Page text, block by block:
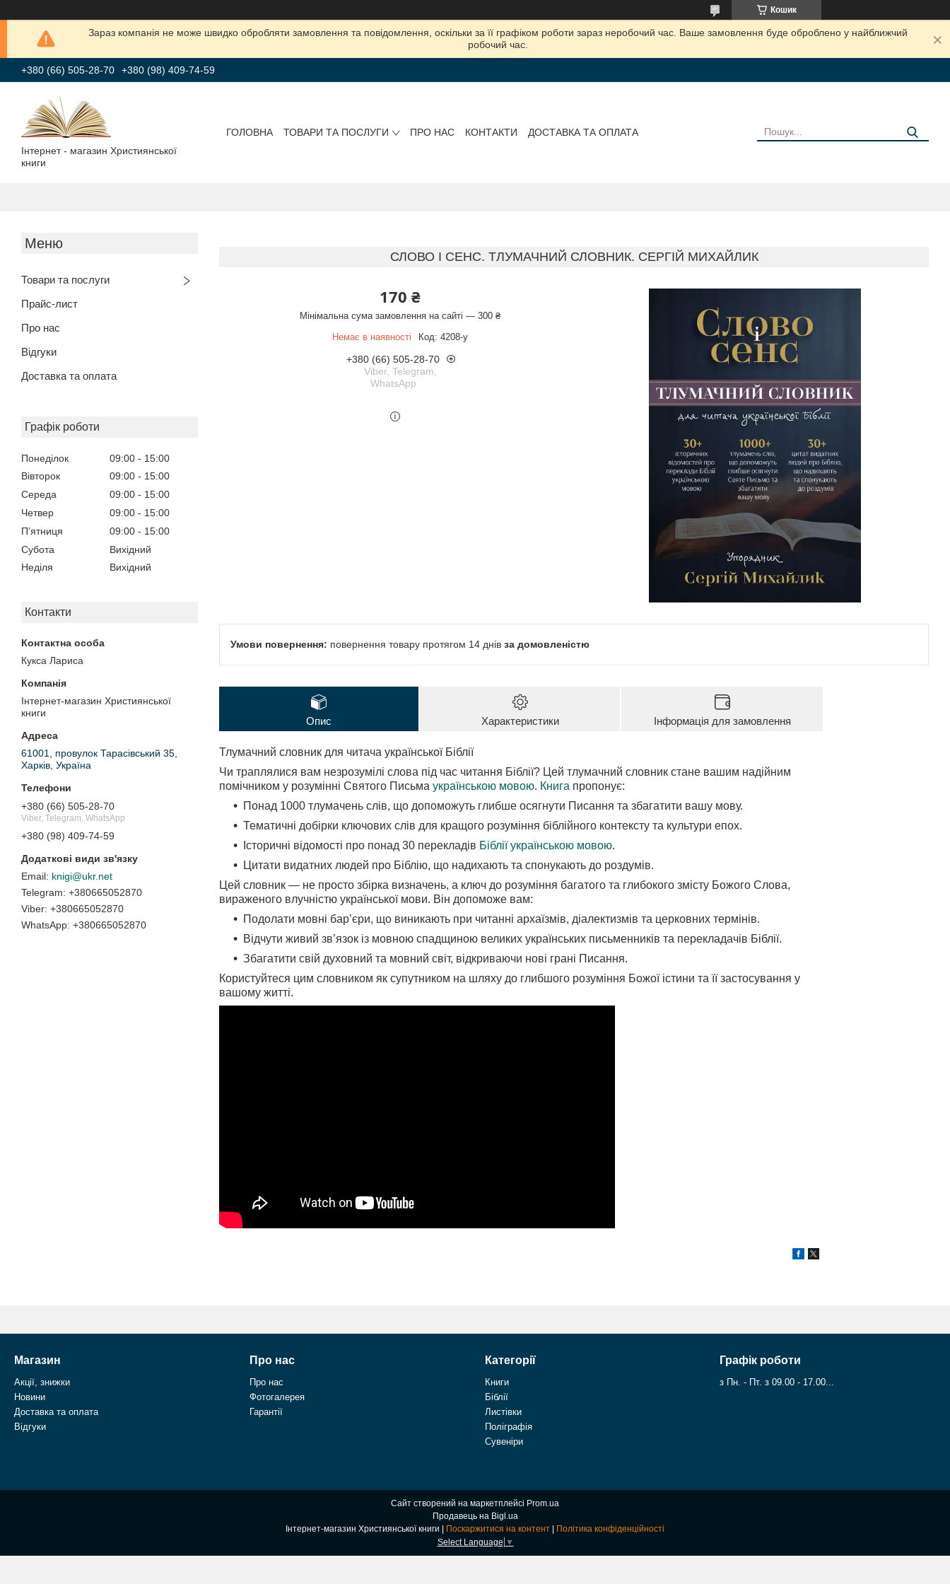
Кошик
Зараз компанія не може швидко обробляти замовлення та повідомлення, оскільки за її графіком роботи зараз неробочий час. Ваше замовлення буде оброблено у найближчий
робочий час.
+380 (66) 505-28-70 +380 (98) 409-74-59
Інтернет - магазин Християнської
книги
ГОЛОВНА ТОВАРИ ТА ПОСЛУГИ ПРО НАС КОНТАКТИ ДОСТАВКА ТА ОПЛАТА
Товари та послуги
Прайс-лист
Про нас
Відгуки
Доставка та оплата
Графік роботи
Понеділок 09:00
15:00
Вівторок
09:00
15:00
Середа
09:00
15:00
Четвер
09:00
15:00
Пʼятниця
09:00
15:00
Субота
Вихідний
Неділя
Вихідний
Контакти
Кукса Лариса
Інтернет-магазин Християнської
книги
61001, провулок Тарасівський 35,
Харків, Україна
+380 (66) 505-28-70
Viber, Telegram, WhatsApp
+380 (98) 409-74-59
knigi@ukr.net
+380665052870
+380665052870
+380665052870
СЛОВО І СЕНС. ТЛУМАЧНИЙ СЛОВНИК. СЕРГІЙ МИХАЙЛИК
170 ₴
Мінімальна сума замовлення на сайті — 300 ₴
Немає в наявності
Код: 4208-у
+380 (66) 505-28-70
Viber, Telegram,
WhatsApp
повернення товару протягом 14 днів за домовленістю
Опис Характеристики Інформація для замовлення
Тлумачний словник для читача української Біблії
Чи траплялися вам незрозумілі слова під час читання Біблії? Цей тлумачний словник стане вашим надійним
помічником у розумінні Святого Письма українською мовою. Книга пропонує:
Понад 1000 тлумачень слів, що допоможуть глибше осягнути Писання та збагатити вашу мову.
Тематичні добірки ключових слів для кращого розуміння біблійного контексту та культури епох.
Історичні відомості про понад 30 перекладів Біблії українською мовою.
Цитати видатних людей про Біблію, що надихають та спонукають до роздумів.
Цей словник — не просто збірка визначень, а ключ до розуміння багатого та глибокого змісту Божого Слова,
вираженого влучністю української мови. Він допоможе вам:
Подолати мовні бар’єри, що виникають при читанні архаїзмів, діалектизмів та церковних термінів.
Відчути живий зв’язок із мовною спадщиною великих українських письменників та перекладачів Біблії.
Збагатити свій духовний та мовний світ, відкриваючи нові грані Писання.
Користуйтеся цим словником як супутником на шляху до глибшого розуміння Божої істини та її застосування у
вашому житті.
Магазин
Акції, знижки
Новини
Доставка та оплата
Відгуки
Про нас
Про нас
Фотогалерея
Гарантії
Категорії
Книги
Біблії
Листівки
Поліграфія
Сувеніри
Графік роботи
з Пн. - Пт. з 09.00 - 17.00...
Сайт створений на маркетплейсі Prom.ua
Продавець на Bigl.ua
Інтернет-магазин Християнської книги | Поскаржитися на контент | Політика конфіденційності
Select Language ▼